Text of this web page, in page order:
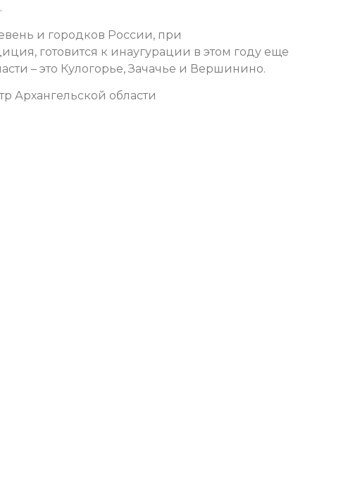
и городков России, при
готовится к инаугурации в этом году еще
– это Кулогорье, Зачачье и Вершинино.
Архангельской области